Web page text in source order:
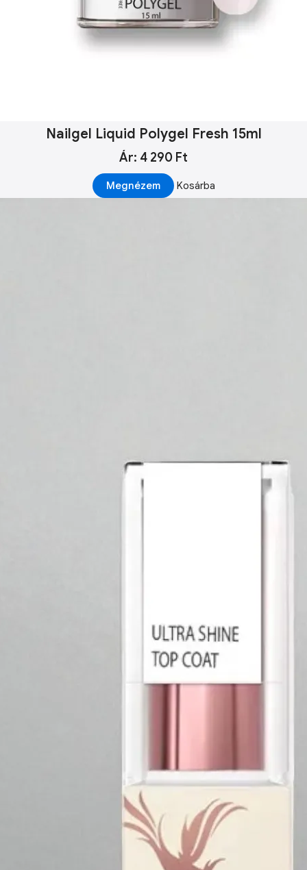
Nailgel Liquid Polygel Fresh 15ml
Ár: 4 290 Ft
Megnézem Kosárba